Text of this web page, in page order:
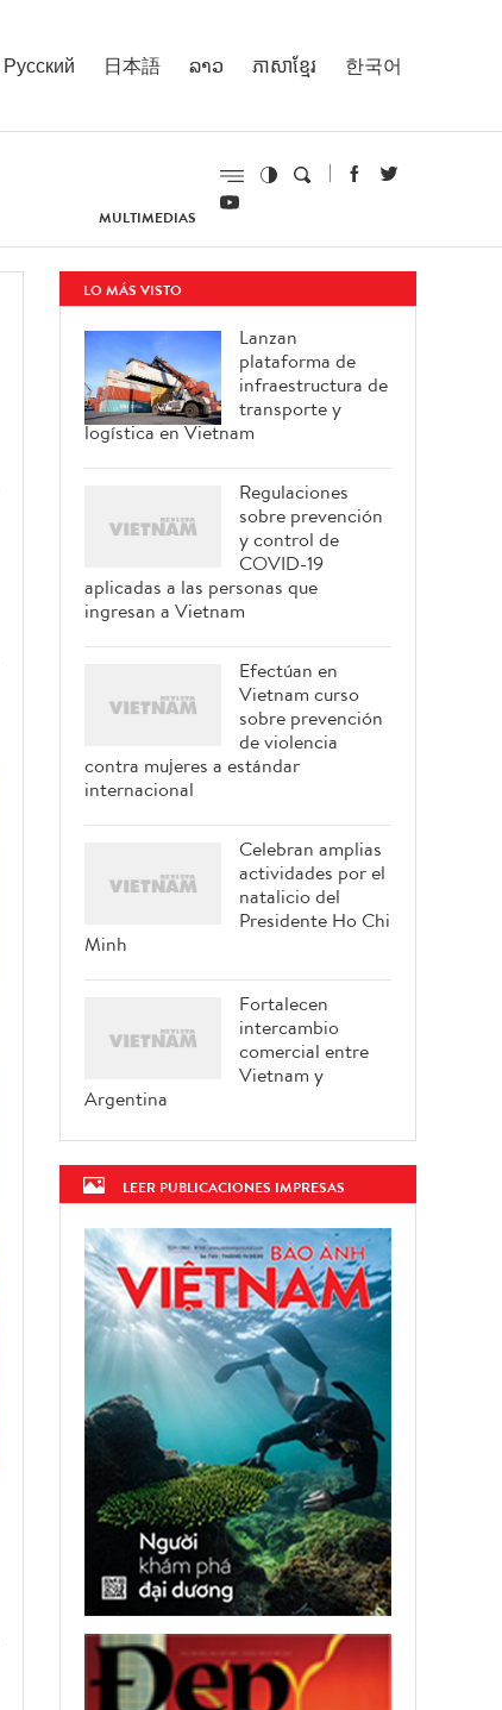
Русский 日本語 ລາວ ភាសាខ្មែរ 한국어
MULTIMEDIAS
LO MÁS VISTO
Lanzan
plataforma de
infraestructura de
transporte y
logística en Vietnam
Regulaciones
sobre prevención
y control de
COVID-19
aplicadas a las personas que
ingresan a Vietnam
Efectúan en
Vietnam curso
sobre prevención
de violencia
contra mujeres a estándar
internacional
Celebran amplias
actividades por el
natalicio del
Presidente Ho Chi
Minh
Fortalecen
intercambio
comercial entre
Vietnam y
Argentina
LEER PUBLICACIONES IMPRESAS